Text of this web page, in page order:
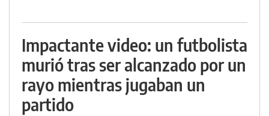
Impactante video: un futbolista
murió tras ser alcanzado por un
rayo mientras jugaban un
partido